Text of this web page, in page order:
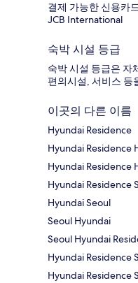
결제 가능한 신용카
JCB International
숙박 시설 등급
숙박 시설 등급은 자
편의시설, 서비스 등
이곳의 다른 이름
Hyundai Residence
Hyundai Residence
Hyundai Residence
Hyundai Residence
Hyundai Seoul
Seoul Hyundai
Seoul Hyundai
Hyundai Residence
Hyundai Residence